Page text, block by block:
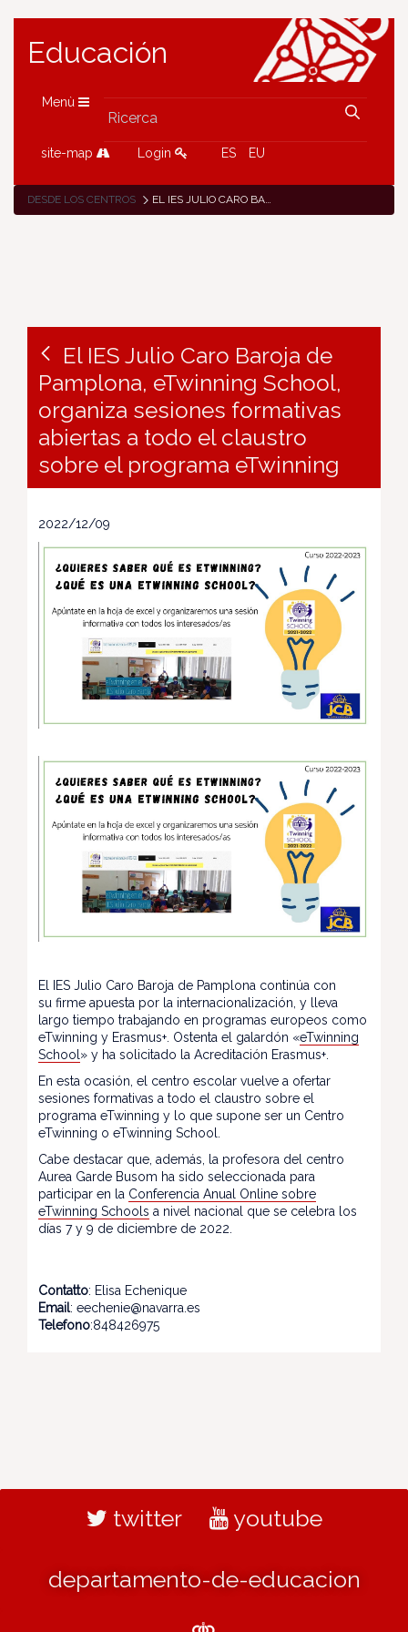
Educación
Menù
site-map Login ES EU
DESDE LOS CENTROS EL IES JULIO CARO BAROJA DE PAMPLONA, ETWINNING SCHOOL, ORGANIZA SESIONES FORMATIVAS ABIERTAS A TODO EL CLAUSTRO SOBRE EL PROGRAMA ETWINNING
El IES Julio Caro Baroja de
Pamplona, eTwinning School,
organiza sesiones formativas
abiertas a todo el claustro
sobre el programa eTwinning
2022/12/09
El IES Julio Caro Baroja de Pamplona continúa con
su firme apuesta por la internacionalización, y lleva
largo tiempo trabajando en programas europeos como
eTwinning y Erasmus+. Ostenta el galardón «eTwinning
School» y ha solicitado la Acreditación Erasmus+.
En esta ocasión, el centro escolar vuelve a ofertar
sesiones formativas a todo el claustro sobre el
programa eTwinning y lo que supone ser un Centro
eTwinning o eTwinning School.
Cabe destacar que, además, la profesora del centro
Aurea Garde Busom ha sido seleccionada para
participar en la Conferencia Anual Online sobre
eTwinning Schools a nivel nacional que se celebra los
días 7 y 9 de diciembre de 2022.
Contatto: Elisa Echenique
Email: eechenie@navarra.es
Telefono:848426975
twitter youtube
departamento-de-educacion